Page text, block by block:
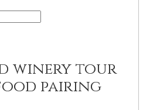
winery tour
pairing